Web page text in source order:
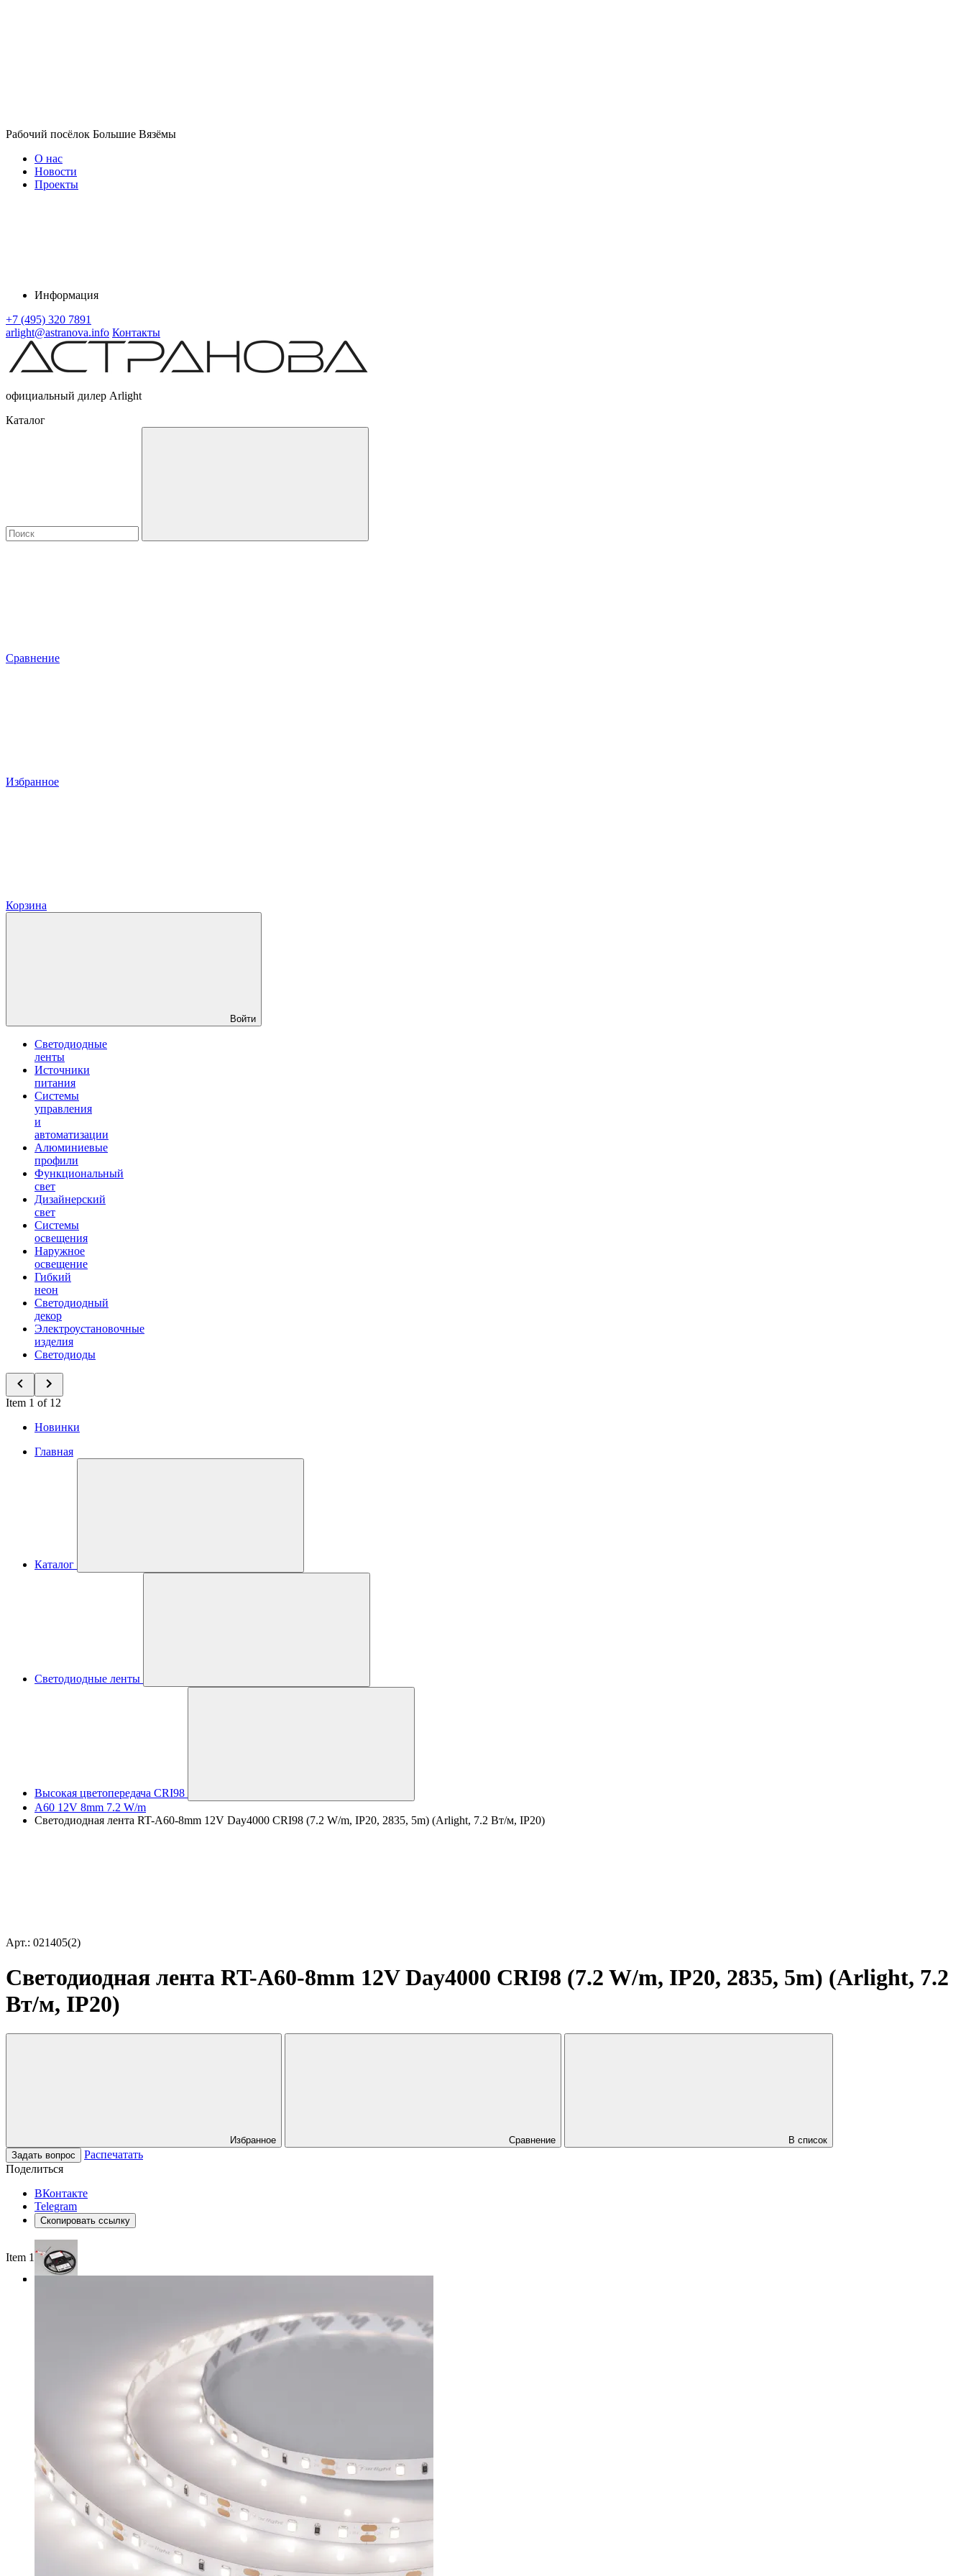
Рабочий посёлок Большие Вязёмы
О нас
Новости
Проекты
Информация
+7 (495) 320 7891
arlight@astranova.info Контакты
официальный дилер Arlight
Каталог
Сравнение
Избранное
Корзина
Войти
Светодиодные
ленты
Источники
питания
Системы
управления
и
автоматизации
Алюминиевые
профили
Функциональный
свет
Дизайнерский
свет
Системы
освещения
Наружное
освещение
Гибкий
неон
Светодиодный
декор
Электроустановочные
изделия
Светодиоды
Item 1 of 12
Новинки
Главная
Каталог
Светодиодные ленты
Высокая цветопередача CRI98
A60 12V 8mm 7.2 W/m
Светодиодная лента RT-A60-8mm 12V Day4000 CRI98 (7.2 W/m, IP20, 2835, 5m) (Arlight, 7.2 Вт/м, IP20)
Арт.: 021405(2)
Светодиодная лента RT-A60-8mm 12V Day4000 CRI98 (7.2 W/m, IP20, 2835, 5m) (Arlight, 7.2
Вт/м, IP20)
Избранное Сравнение
В список
Задать вопрос
Распечатать
Поделиться
ВКонтакте
Telegram
Скопировать ссылку
Item 1 of 3